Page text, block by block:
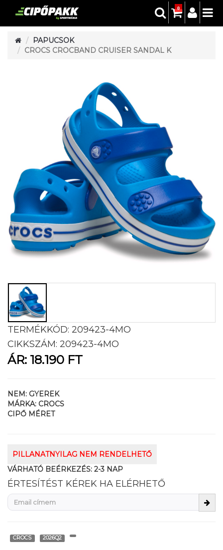
0
PAPUCSOK
CROCS CROCBAND CRUISER SANDAL K
TERMÉKKÓD: 209423-4MO
CIKKSZÁM: 209423-4MO
ÁR: 18.190 FT
NEM: GYEREK
MÁRKA: CROCS
CIPŐ MÉRET
PILLANATNYILAG NEM RENDELHETŐ
VÁRHATÓ BEÉRKEZÉS: 2-3 NAP
ÉRTESÍTÉST KÉREK HA ELÉRHETŐ
CROCS 2026Q2